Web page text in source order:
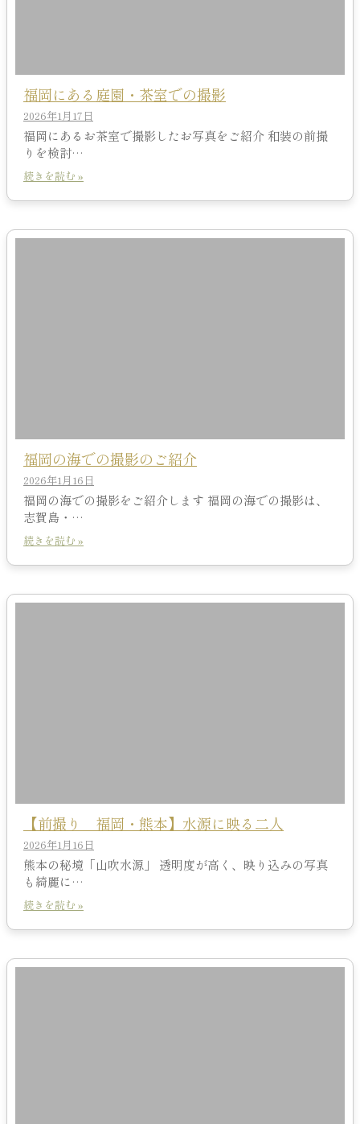
福岡にある庭園・茶室での撮影
2026年1月17日
福岡にあるお茶室で撮影したお写真をご紹介 和装の前撮
りを検討…
続きを読む »
福岡の海での撮影のご紹介
2026年1月16日
福岡の海での撮影をご紹介します 福岡の海での撮影は、
志賀島・…
続きを読む »
【前撮り 福岡・熊本】水源に映る二人
2026年1月16日
熊本の秘境「山吹水源」 透明度が高く、映り込みの写真
も綺麗に…
続きを読む »